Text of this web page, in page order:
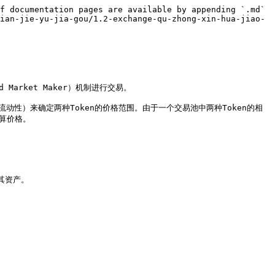
pages are available by appending `.md`
jie-yu-jia-gou/1.2-exchange-qu-zhong-xin-hua-jiao-
Market Maker）机制进行交易。
）来确定两种Token的价格范围。由于一个交易池中两种Token的相
价格。
产。